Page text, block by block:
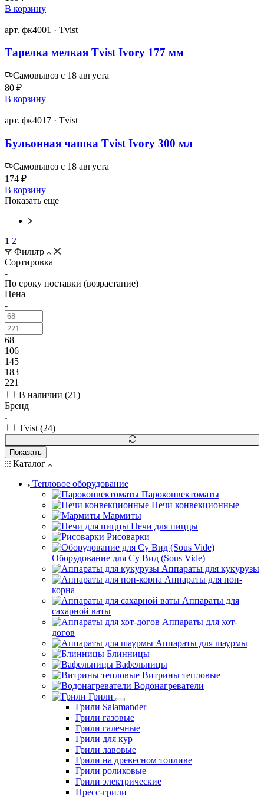
В корзину
арт. фк4001 · Tvist
Тарелка мелкая Tvist Ivory 177 мм
Самовывоз с 18 августа
80 ₽
В корзину
арт. фк4017 · Tvist
Бульонная чашка Tvist Ivory 300 мл
Самовывоз с 18 августа
174 ₽
В корзину
Показать еще
1 2
Фильтр
Сортировка
По сроку поставки (возрастание)
Цена
68
106
145
183
221
В наличии (21)
Бренд
Tvist (24)
Показать
Каталог
Тепловое оборудование
Пароконвектоматы
Печи конвекционные
Мармиты
Печи для пиццы
Рисоварки
Оборудование для Су Вид (Sous Vide)
Аппараты для кукурузы
Аппараты для поп-
корна
Аппараты для
сахарной ваты
Аппараты для хот-
догов
Аппараты для шаурмы
Блинницы
Вафельницы
Витрины тепловые
Водонагреватели
Грили
Грили Salamander
Грили газовые
Грили галечные
Грили для кур
Грили лавовые
Грили на древесном топливе
Грили роликовые
Грили электрические
Пресс-грили